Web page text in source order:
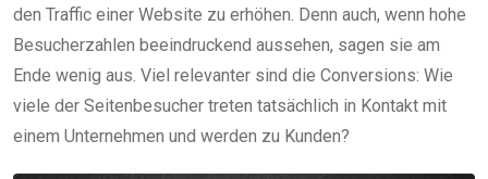
den Traffic einer Website zu erhöhen. Denn auch, wenn hohe
Besucherzahlen beeindruckend aussehen, sagen sie am
Ende wenig aus. Viel relevanter sind die Conversions: Wie
viele der Seitenbesucher treten tatsächlich in Kontakt mit
einem Unternehmen und werden zu Kunden?